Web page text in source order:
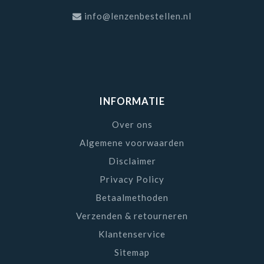
info@lenzenbestellen.nl
INFORMATIE
Over ons
Algemene voorwaarden
Disclaimer
Privacy Policy
Betaalmethoden
Verzenden & retourneren
Klantenservice
Sitemap